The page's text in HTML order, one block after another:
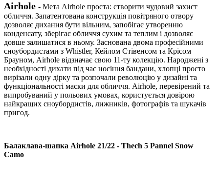
Airhole - Мета Airhole проста: створити чудовий захист
обличчя. Запатентована конструкція повітряного отвору
дозволяє дихання бути вільним, запобігає утворенню
конденсату, зберігає обличчя сухим та теплим і дозволяє
довше залишатися в ньому. Заснована двома професійними
сноубордистами з Whistler, Кейлом Стівенсом та Крісом
Брауном, Airhole відзначає свою 11-ту колекцію. Народжені з
необхідності дихати під час носіння бандани, хлопці просто
вирізали одну дірку та розпочали революцію у дизайні та
функціональності маски для обличчя. Airhole, перевірений та
випробуваний у польових умовах, користується довірою
найкращих сноубордистів, лижників, фотографів та шукачів
пригод.
Балаклава-шапка Airhole 21/22 - Thech 5 Pannel Snow
Camo